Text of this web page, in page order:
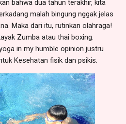
bahwa dua tahun terakhir, kita
malah bingung nggak jelas
Maka dari itu, rutinkan olahraga!
Zumba atau thai boxing.
in my humble opinion justru
Kesehatan fisik dan psikis.